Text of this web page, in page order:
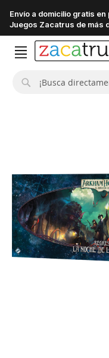
Envío a domicilio gratis
Juegos Zacatrus de más
de
imágenes